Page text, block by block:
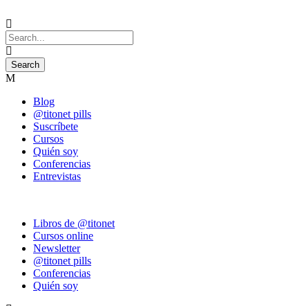
Blog
@titonet pills
Suscríbete
Cursos
Quién soy
Conferencias
Entrevistas
Libros de @titonet
Cursos online
Newsletter
@titonet pills
Conferencias
Quién soy